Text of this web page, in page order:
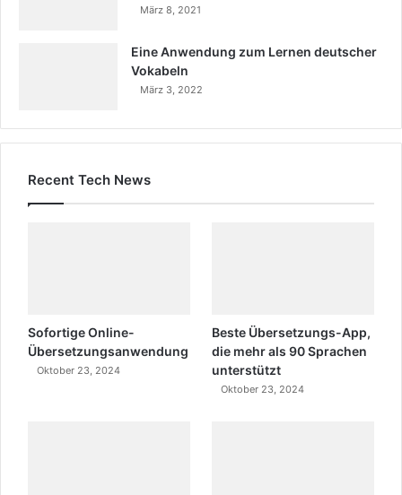
März 8, 2021
Eine Anwendung zum Lernen deutscher
Vokabeln
März 3, 2022
Recent Tech News
Sofortige Online-
Übersetzungsanwendung
Oktober 23, 2024
Beste Übersetzungs-App,
die mehr als 90 Sprachen
unterstützt
Oktober 23, 2024